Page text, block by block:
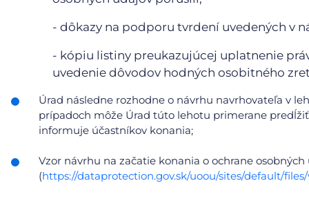
- dôkazy na podporu tvrdení uvedených v
- kópiu listiny preukazujúcej uplatnenie
uvedenie dôvodov hodných osobitného
Úrad následne rozhodne o návrhu navrhovateľa v
prípadoch môže Úrad túto lehotu primerane
informuje účastníkov konania;
Vzor návrhu na začatie konania o ochrane
(https://dataprotection.gov.sk/uoou/sites/default/